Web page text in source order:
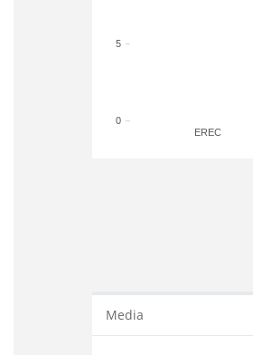
EREC
0
5
Media